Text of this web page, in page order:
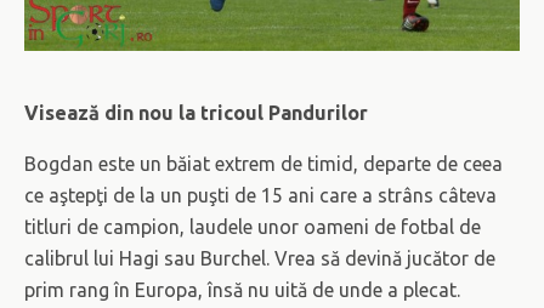
Visează din nou la tricoul Pandurilor
Bogdan este un băiat extrem de timid, departe de ceea
ce aştepţi de la un puşti de 15 ani care a strâns câteva
titluri de campion, laudele unor oameni de fotbal de
calibrul lui Hagi sau Burchel. Vrea să devină jucător de
prim rang în Europa, însă nu uită de unde a plecat.